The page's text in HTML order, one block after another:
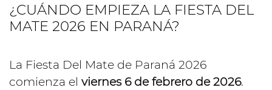
¿CUÁNDO EMPIEZA LA FIESTA DEL
MATE 2026 EN PARANÁ?
La Fiesta Del Mate de Paraná 2026
comienza el viernes 6 de febrero de 2026.